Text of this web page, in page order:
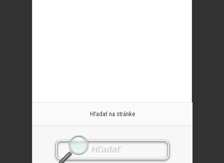
Hľadať na stránke